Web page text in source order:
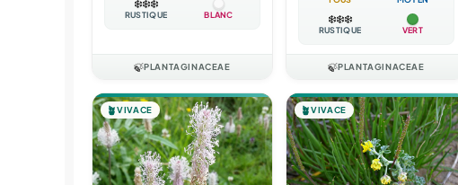
❄️❄️❄️
RUSTIQUE BLANC
🍃PLANTAGINACEAE
❄️❄️❄️
RUSTIQUE VERT
🍃PLANTAGINACEAE
🪴VIVACE 🪴VIVACE